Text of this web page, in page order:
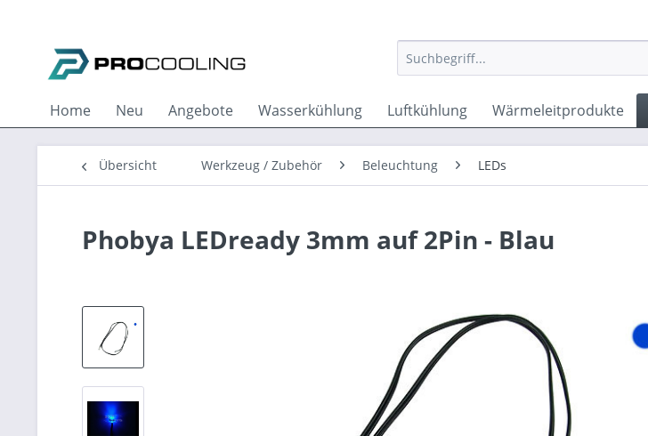
Home Neu Angebote Wasserkühlung Luftkühlung Wärmeleitprodukte
Übersicht Werkzeug / Zubehör Beleuchtung LEDs
Phobya LEDready 3mm auf 2Pin - Blau